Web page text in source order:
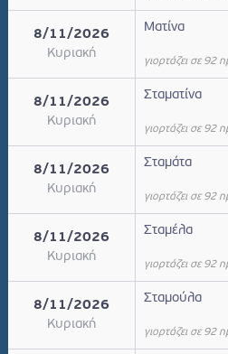
8/11/2026
Κυριακή
Ματίνα
γιορτάζει σε 92
8/11/2026
Κυριακή
Σταματίνα
γιορτάζει σε 92
8/11/2026
Κυριακή
Σταμάτα
γιορτάζει σε 92
8/11/2026
Κυριακή
Σταμέλα
γιορτάζει σε 92
8/11/2026
Κυριακή
Σταμούλα
γιορτάζει σε 92